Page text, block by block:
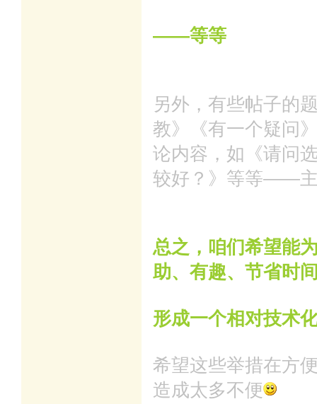
——等等
另外，有些帖子的
教》《有一个疑问
论内容，如《请问
较好？》等等——
总之，咱们希望能
助、有趣、节省时
形成一个相对技术
希望这些举措在方
造成太多不便